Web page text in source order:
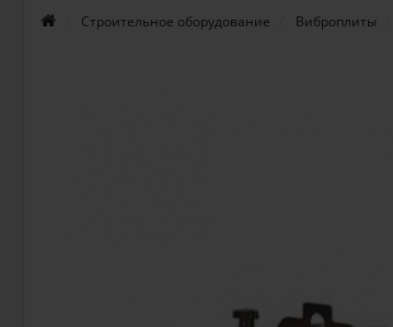
Строительное оборудование Виброплиты